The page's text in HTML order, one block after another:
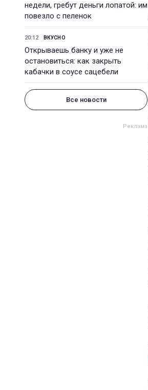
недели, гребут деньги лопатой: им
повезло с пеленок
20:12 ВКУСНО
Открываешь банку и уже не
остановиться: как закрыть
кабачки в соусе сацебели
Все новости